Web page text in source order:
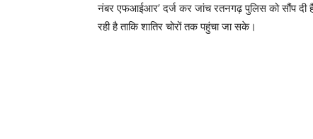
नंबर एफआईआर’ दर्ज कर जांच रतनगढ़ पुलिस को सौंप दी
रही है ताकि शातिर चोरों तक पहुंचा जा सके।